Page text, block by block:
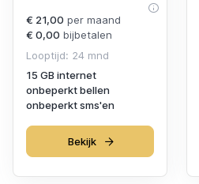
€ 21,00 per maand
€ 0,00 bijbetalen
Looptijd: 24 mnd
15 GB internet
onbeperkt bellen
onbeperkt sms'en
Bekijk